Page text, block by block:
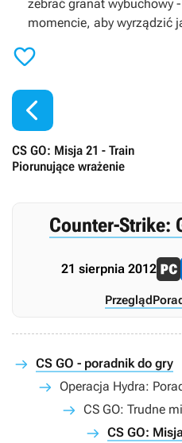
zebrać granat wybuchowy
momencie, aby wyrządzić


CS GO: Misja 21 - Train
Piorunujące wrażenie
Counter-Strike:
21 sierpnia 2012
Przegląd
CS GO - poradnik do gry
Operacja Hydra:
CS GO: Trudne
CS GO: